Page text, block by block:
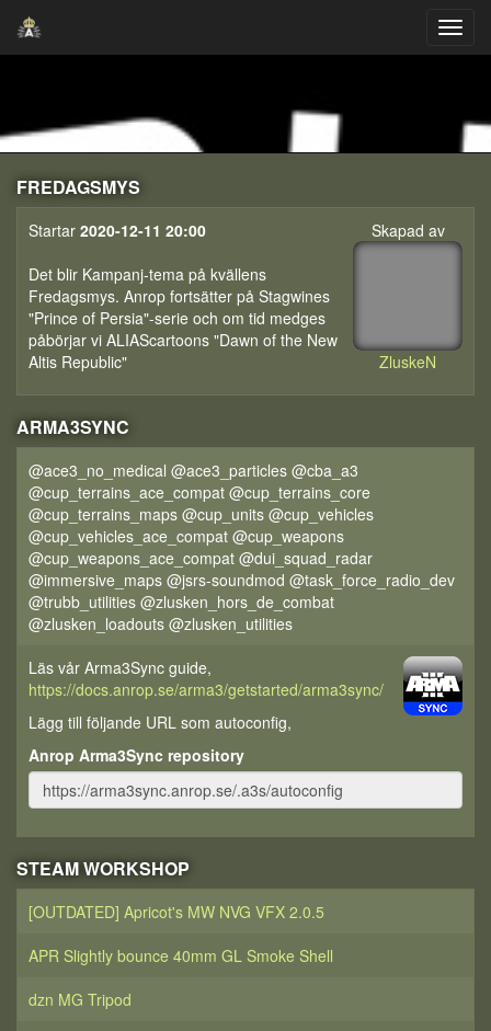
FREDAGSMYS
Skapad av
ZluskeN
Startar 2020-12-11 20:00
Det blir Kampanj-tema på kvällens
Fredagsmys. Anrop fortsätter på Stagwines
"Prince of Persia"-serie och om tid medges
påbörjar vi ALIAScartoons "Dawn of the New
Altis Republic"
ARMA3SYNC
@ace3_no_medical @ace3_particles @cba_a3
@cup_terrains_ace_compat @cup_terrains_core
@cup_terrains_maps @cup_units @cup_vehicles
@cup_vehicles_ace_compat @cup_weapons
@cup_weapons_ace_compat @dui_squad_radar
@immersive_maps @jsrs-soundmod @task_force_radio_dev
@trubb_utilities @zlusken_hors_de_combat
@zlusken_loadouts @zlusken_utilities
Läs vår Arma3Sync guide,
https://docs.anrop.se/arma3/getstarted/arma3sync/
Lägg till följande URL som autoconfig,
Anrop Arma3Sync repository
STEAM WORKSHOP
[OUTDATED] Apricot's MW NVG VFX 2.0.5
APR Slightly bounce 40mm GL Smoke Shell
dzn MG Tripod